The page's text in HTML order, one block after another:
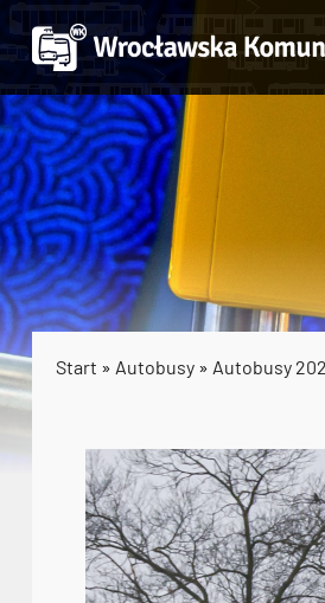
Start » Autobusy » Autobusy